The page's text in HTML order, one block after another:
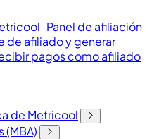
Panel de afiliación
de afiliado y generar
pagos como afiliado
de Metricool
(MBA)